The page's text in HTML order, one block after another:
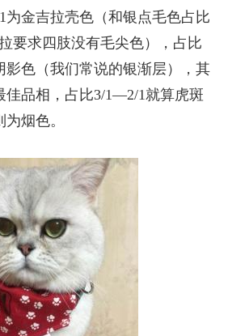
金吉拉壳色（和银点毛色占比
要求四肢没有毛尖色），占比
色（我们常说的银渐层），其
佳品相，占比3/1—2/1就算虎斑
烟色。